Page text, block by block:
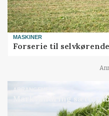
MASKINER
Forserie til
ARRANGEMENT
Markvandring sætter